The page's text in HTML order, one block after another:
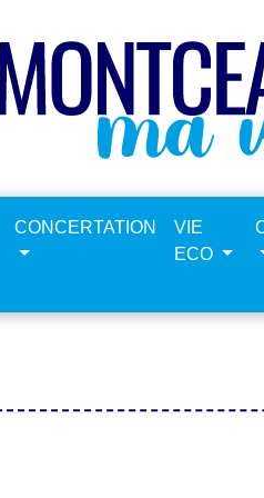
CONCERTATION
VIE
ECO